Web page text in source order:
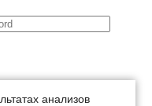
анализов